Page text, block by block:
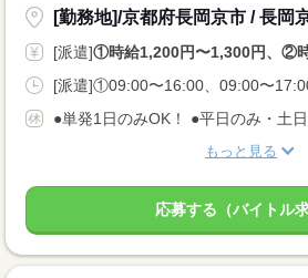
[勤務地]/京都府長岡京市 / 長岡
[派遣]①時給1,200円〜1,300円、②
もっと見る
応募する（バイトル求